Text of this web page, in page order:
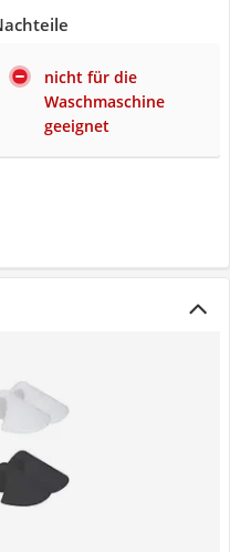
nicht für die
Waschmaschine
geeignet